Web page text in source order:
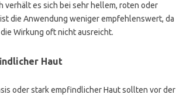
es sich bei sehr hellem, roten oder
die Anwendung weniger empfehlenswert, da
Wirkung oft nicht ausreicht.
Haut
oder stark empfindlicher Haut sollten vor der